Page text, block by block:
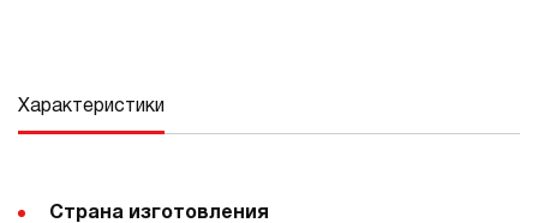
Характеристики
Страна изготовления